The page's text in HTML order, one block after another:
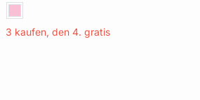
3 kaufen, den 4. gratis